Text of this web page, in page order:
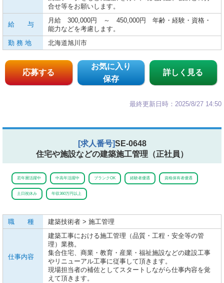
合せ等をお願いします。
給 与
月給 300,000円 ～ 450,000円 年齢・経験・資格・
能力などを考慮します。
勤 務 地
北海道旭川市
応募する
お気に入り
保存
詳しく見る
最終更新日時：2025/8/27 14:50
[求人番号]SE-0648
住宅や施設などの建築施工管理（正社員）
若年層活躍中 中高年活躍中 ブランクOK 経験者優遇 資格保有者優遇
土日祝休み 年収360万円以上
職 種 建築技術者 > 施工管理
仕事内容
建築工事における施工管理（品質・工程・安全等の管
理）業務。
集合住宅、商業・教育・産業・福祉施設などの建設工事
やリニューアル工事に従事して頂きます。
現場担当者の補佐としてスタートしながら仕事内容を覚
えて頂きます。